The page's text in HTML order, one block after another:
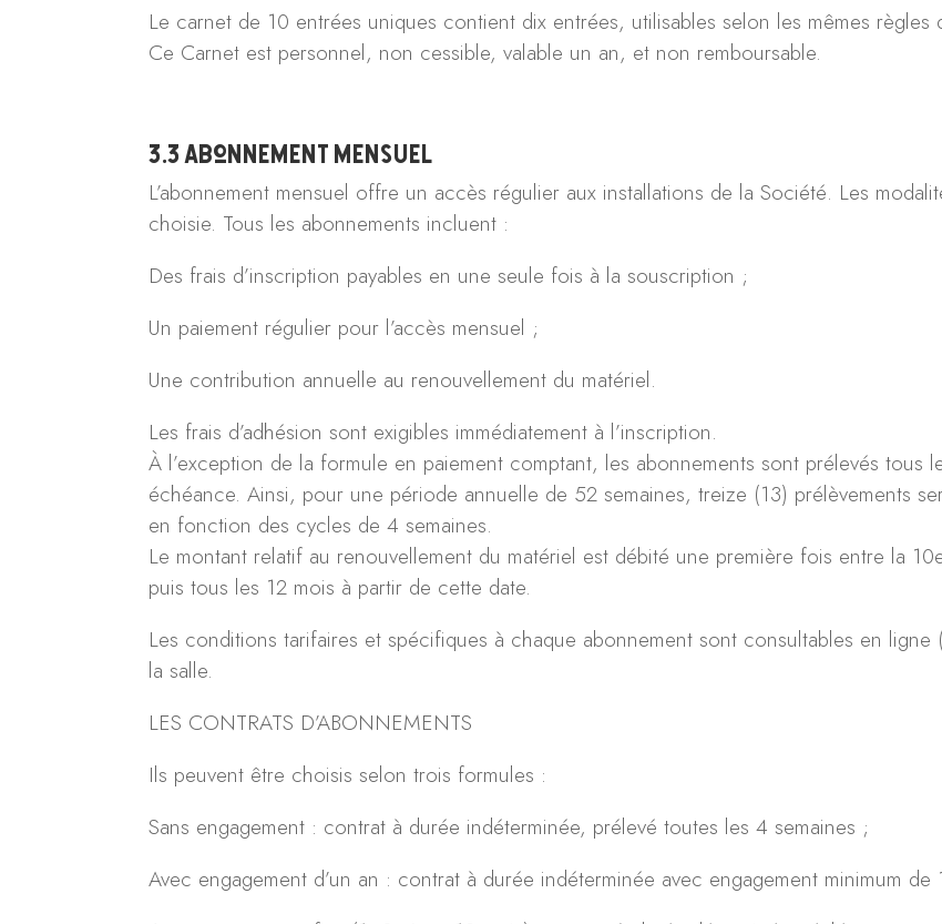
Le carnet de 10 entrées uniques contient dix entrées, utilisables selon les mêmes règles
Ce Carnet est personnel, non cessible, valable un an, et non remboursable.
3.3 Abonnement mensuel
L’abonnement mensuel offre un accès régulier aux installations de la Société. Les
choisie. Tous les abonnements incluent :
Des frais d’inscription payables en une seule fois à la souscription ;
Un paiement régulier pour l’accès mensuel ;
Une contribution annuelle au renouvellement du matériel.
Les frais d’adhésion sont exigibles immédiatement à l’inscription.
À l’exception de la formule en paiement comptant, les abonnements sont prélevés tous
échéance. Ainsi, pour une période annuelle de 52 semaines, treize (13) prélèvements
en fonction des cycles de 4 semaines.
Le montant relatif au renouvellement du matériel est débité une première fois entre la
puis tous les 12 mois à partir de cette date.
Les conditions tarifaires et spécifiques à chaque abonnement sont consultables en
la salle.
LES CONTRATS D’ABONNEMENTS
Ils peuvent être choisis selon trois formules :
Sans engagement : contrat à durée indéterminée, prélevé toutes les 4 semaines ;
Avec engagement d’un an : contrat à durée indéterminée avec engagement minimum